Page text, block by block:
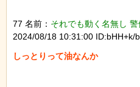
77 名前： それでも動く名無し
2024/08/18 10:31:00 ID:bHH+k/
しっとりって油なんか